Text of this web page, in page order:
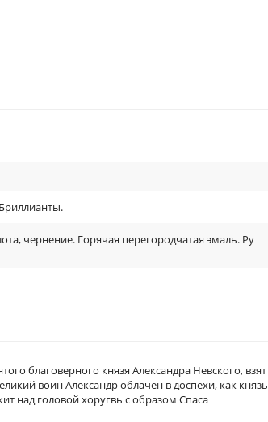
чернение. Горячая перегородчатая эмаль. Ру
благоверного князя Александра Невского, взят
воин Александр облачен в доспехи, как князь
над головой хоругвь с образом Спаса